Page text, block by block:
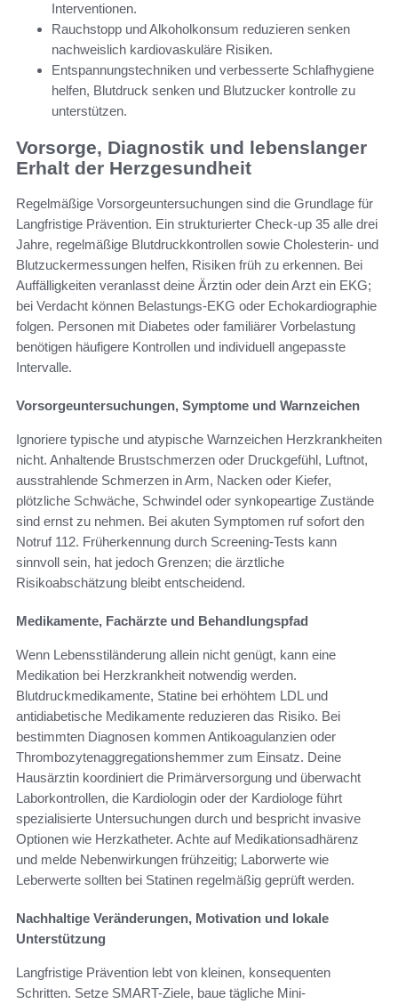
Interventionen.
Rauchstopp und Alkoholkonsum reduzieren senken
nachweislich kardiovaskuläre Risiken.
Entspannungstechniken und verbesserte Schlafhygiene
helfen, Blutdruck senken und Blutzucker kontrolle zu
unterstützen.
Vorsorge, Diagnostik und lebenslanger
Erhalt der Herzgesundheit
Regelmäßige Vorsorgeuntersuchungen sind die Grundlage für
Langfristige Prävention. Ein strukturierter Check-up 35 alle drei
Jahre, regelmäßige Blutdruckkontrollen sowie Cholesterin- und
Blutzuckermessungen helfen, Risiken früh zu erkennen. Bei
Auffälligkeiten veranlasst deine Ärztin oder dein Arzt ein EKG;
bei Verdacht können Belastungs-EKG oder Echokardiographie
folgen. Personen mit Diabetes oder familiärer Vorbelastung
benötigen häufigere Kontrollen und individuell angepasste
Intervalle.
Vorsorgeuntersuchungen, Symptome und Warnzeichen
Ignoriere typische und atypische Warnzeichen Herzkrankheiten
nicht. Anhaltende Brustschmerzen oder Druckgefühl, Luftnot,
ausstrahlende Schmerzen in Arm, Nacken oder Kiefer,
plötzliche Schwäche, Schwindel oder synkopeartige Zustände
sind ernst zu nehmen. Bei akuten Symptomen ruf sofort den
Notruf 112. Früherkennung durch Screening-Tests kann
sinnvoll sein, hat jedoch Grenzen; die ärztliche
Risikoabschätzung bleibt entscheidend.
Medikamente, Fachärzte und Behandlungspfad
Wenn Lebensstiländerung allein nicht genügt, kann eine
Medikation bei Herzkrankheit notwendig werden.
Blutdruckmedikamente, Statine bei erhöhtem LDL und
antidiabetische Medikamente reduzieren das Risiko. Bei
bestimmten Diagnosen kommen Antikoagulanzien oder
Thrombozytenaggregationshemmer zum Einsatz. Deine
Hausärztin koordiniert die Primärversorgung und überwacht
Laborkontrollen, die Kardiologin oder der Kardiologe führt
spezialisierte Untersuchungen durch und bespricht invasive
Optionen wie Herzkatheter. Achte auf Medikationsadhärenz
und melde Nebenwirkungen frühzeitig; Laborwerte wie
Leberwerte sollten bei Statinen regelmäßig geprüft werden.
Nachhaltige Veränderungen, Motivation und lokale
Unterstützung
Langfristige Prävention lebt von kleinen, konsequenten
Schritten. Setze SMART-Ziele, baue tägliche Mini-